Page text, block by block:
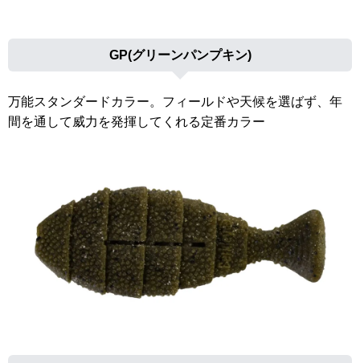
GP(グリーンパンプキン)
万能スタンダードカラー。フィールドや天候を選ばず、年
間を通して威力を発揮してくれる定番カラー